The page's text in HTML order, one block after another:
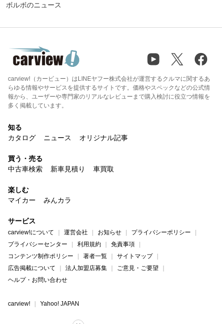
ボルボのニュース
carview!（カービュー）はLINEヤフー株式会社が運営するクルマに関するあ
らゆる情報やサービスを提供するサイトです。価格やスペックなどの公式情
報から、ユーザーや専門家のリアルなレビューまで購入検討に役立つ情報を
多く掲載しています。
知る
カタログ
ニュース オリジナル記事
買う・売る
中古車検索
新車見積り 車買取
楽しむ
マイカー
みんカラ
サービス
carview!について 運営会社 お知らせ
プライバシーポリシー
プライバシーセンター
利用規約
免責事項
コンテンツ制作ポリシー
著者一覧
サイトマップ
広告掲載について
法人加盟店募集
ご意見・ご要望
ヘルプ・お問い合わせ
carview! Yahoo! JAPAN